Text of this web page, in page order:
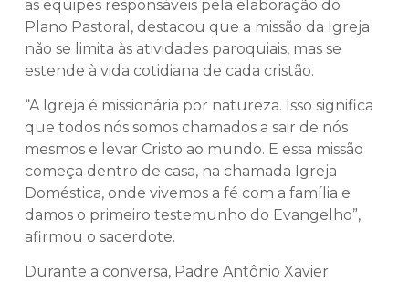
as equipes responsáveis pela elaboração do
Plano Pastoral, destacou que a missão da Igreja
não se limita às atividades paroquiais, mas se
estende à vida cotidiana de cada cristão.
“A Igreja é missionária por natureza. Isso significa
que todos nós somos chamados a sair de nós
mesmos e levar Cristo ao mundo. E essa missão
começa dentro de casa, na chamada Igreja
Doméstica, onde vivemos a fé com a família e
damos o primeiro testemunho do Evangelho”,
afirmou o sacerdote.
Durante a conversa, Padre Antônio Xavier